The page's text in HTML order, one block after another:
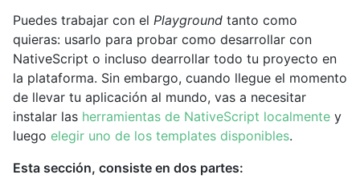
Puedes trabajar con el Playground tanto como
quieras: usarlo para probar como desarrollar con
NativeScript o incluso dearrollar todo tu proyecto en
la plataforma. Sin embargo, cuando llegue el momento
de llevar tu aplicación al mundo, vas a necesitar
instalar las herramientas de NativeScript localmente y
luego elegir uno de los templates disponibles.
Esta sección, consiste en dos partes: